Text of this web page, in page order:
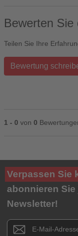
Bewerten Sie
Teilen Sie Ihre
Bewertung
1 - 0 von 0
Ihre Bewertung**
★★★★★
Titel**
E-Mail-Adresse
Verpassen Sie
abonnieren
Newsletter!
Newsletter E-Mail